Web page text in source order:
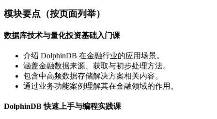
模块要点（按页面列举）
数据库技术与量化投资基础入门课
介绍 DolphinDB 在金融行业的应用场景。
涵盖金融数据来源、获取与初步处理方法。
包含中高频数据存储解决方案相关内容。
通过业务功能案例理解其在金融领域的作用。
DolphinDB 快速上手与编程实践课